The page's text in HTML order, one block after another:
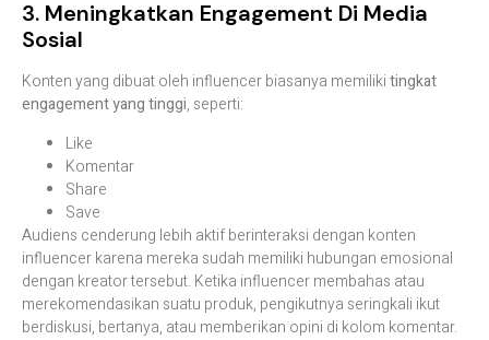
3. Meningkatkan Engagement Di Media
Sosial
Konten yang dibuat oleh influencer biasanya memilikitingkat
engagement yang tinggi, seperti:
Like
Komentar
Share
Save
Audiens cenderung lebih aktif berinteraksi dengan konten
influencer karena mereka sudah memiliki hubungan emosional
dengan kreator tersebut. Ketika influencer membahas atau
merekomendasikan suatu produk, pengikutnya seringkali ikut
berdiskusi, bertanya, atau memberikan opini di kolom komentar.